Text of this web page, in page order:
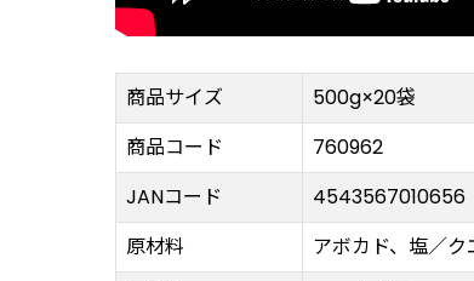
商品サイズ
500g×20袋
商品コード
760962
JANコード
4543567010656
原材料
アボカド、塩／